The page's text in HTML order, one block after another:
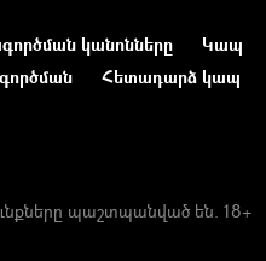
կանոնները Կապ
Հետադարձ կապ
պաշտպանված են. 18+